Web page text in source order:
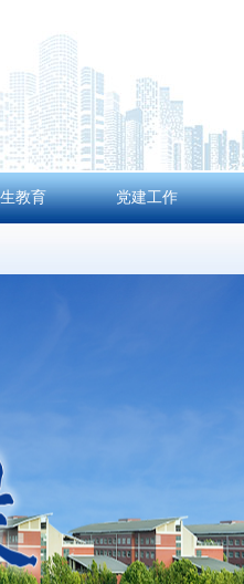
教育 党建工作